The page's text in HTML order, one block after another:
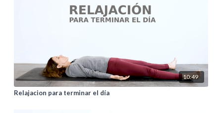
10:49
Relajacion para terminar el día